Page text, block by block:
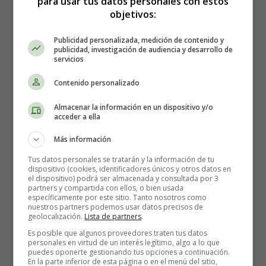
riesgos. Dedica tiempo para relajarte y tomar siestas
cuando sea necesario.
4. Educación prenatal
Participa en clases depreparación al parto
parto y el posparto.
5. Apoyo emocional
Habla con amigos, familiares y otros padres de gemelos
para obtener apoyo emocional. Compartir tus
experiencias puede aliviar la ansiedad.
Planificación para el Parto de
objetivos:
Publicidad personalizada, medición de contenido y
publicidad, investigación de audiencia y desarrollo de
servicios
Contenido personalizado
Almacenar la información en un dispositivo y/o
acceder a ella
Más información
Tus datos personales se tratarán y la información de tu
dispositivo (cookies, identificadores únicos y otros datos en
el dispositivo) podrá ser almacenada y consultada por 3
partners y compartida con ellos, o bien usada
específicamente por este sitio. Tanto nosotros como
nuestros partners podemos usar datos precisos de
geolocalización. Lista de partners.
Es posible que algunos proveedores traten tus datos
personales en virtud de un interés legítimo, algo a lo que
puedes oponerte gestionando tus opciones a continuación.
En la parte inferior de esta página o en el menú del sitio,